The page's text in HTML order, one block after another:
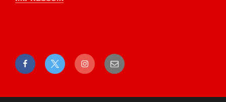
FacebookTwitter Instagram
E-
Mail